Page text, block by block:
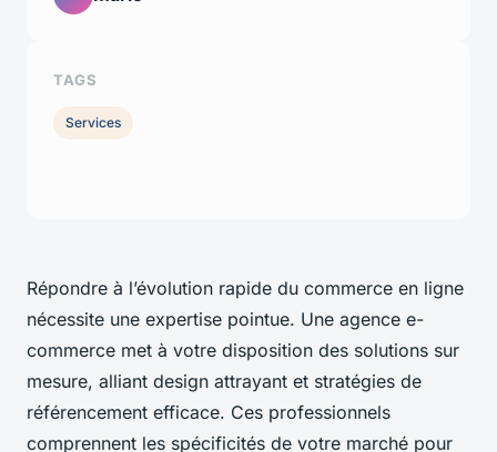
Répondre à l’évolution rapide du commerce en ligne
nécessite une expertise pointue. Une agence e-
commerce met à votre disposition des solutions sur
mesure, alliant design attrayant et stratégies de
référencement efficace. Ces professionnels
comprennent les spécificités de votre marché pour
TAGS
Services